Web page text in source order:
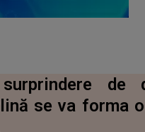
de
se va forma